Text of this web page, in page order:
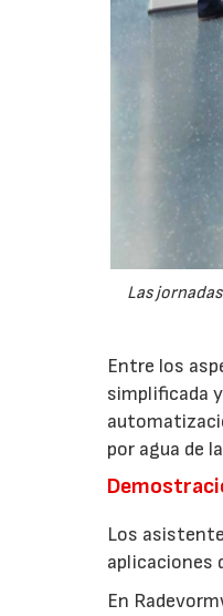
Las
Entre los
simplificada
por agua de
Los
aplicaciones
En